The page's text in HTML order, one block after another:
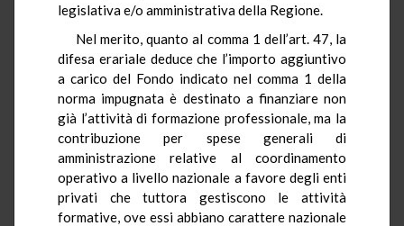
legislativa e/o amministrativa della Regione.
Nel merito, quanto al comma 1 dell’art. 47, la
difesa erariale deduce che l’importo aggiuntivo
a carico del Fondo indicato nel comma 1 della
norma impugnata è destinato a finanziare non
già l’attività di formazione professionale, ma la
contribuzione per spese generali di
amministrazione relative al coordinamento
operativo a livello nazionale a favore degli enti
privati che tuttora gestiscono le attività
formative, ove essi abbiano carattere nazionale